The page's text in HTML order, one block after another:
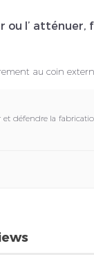
l’ atténuer,
au coin
défendre la